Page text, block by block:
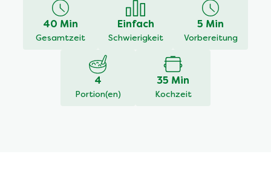
abgegeben40 Min
Gesamtzeit
Einfach
Schwierigkeit
5 Min
Vorbereitung
4
Portion(en)
35 Min
Kochzeit